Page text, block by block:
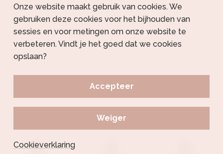
Onze website maakt gebruik van cookies. We
gebruiken deze cookies voor het bijhouden van
sessies en voor metingen om onze website te
verbeteren. Vindt je het goed dat we cookies
opslaan?
Accepteer
Weiger
Cookieverklaring